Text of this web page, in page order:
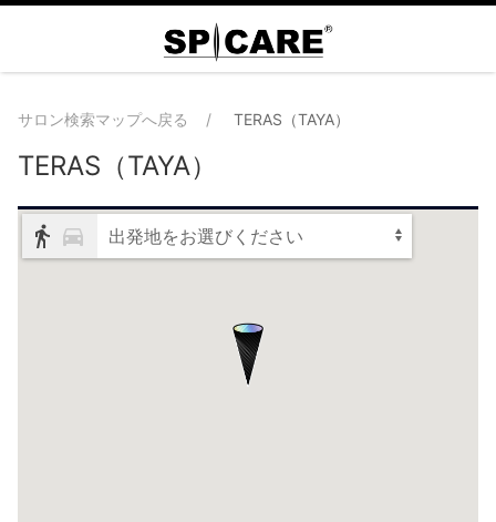
サロン検索マップへ戻る TERAS（TAYA）
TERAS（TAYA）
出発地をお選びください